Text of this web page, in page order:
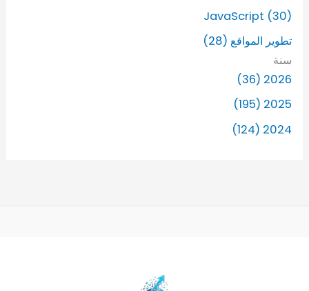
JavaScript (30)
تطوير المواقع (28)
سنة
2026 (36)
2025 (195)
2024 (124)